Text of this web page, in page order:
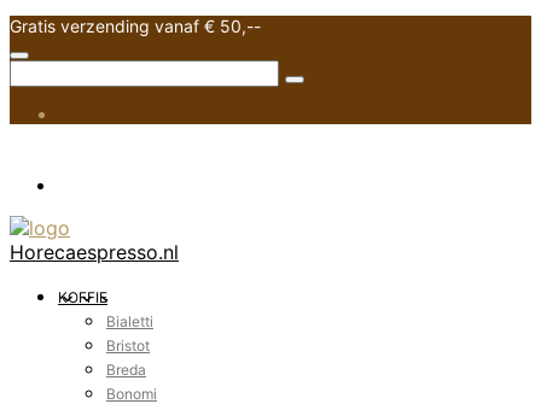
Gratis verzending vanaf € 50,--
Horecaespresso.nl
KOFFIE
Bialetti
Bristot
Breda
Bonomi